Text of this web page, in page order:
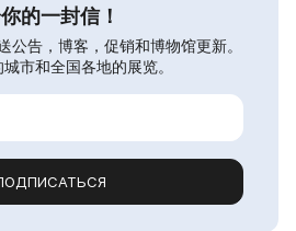
的一封信！
公告，博客，促销和博物馆更新。
市和全国各地的展览。